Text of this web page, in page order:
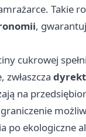
Takie
,
cukrowej
na
po ekologiczne